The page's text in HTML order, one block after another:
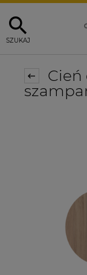
SZUKAJ
Cień